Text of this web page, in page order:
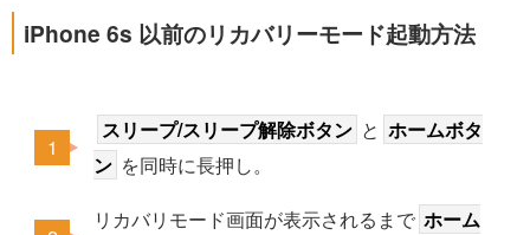
iPhone 6s 以前のリカバリーモード起動方法
スリープ/スリープ解除ボタン と ホームボタ
ン を同時に長押し。
リカバリモード画面が表示されるまで ホーム